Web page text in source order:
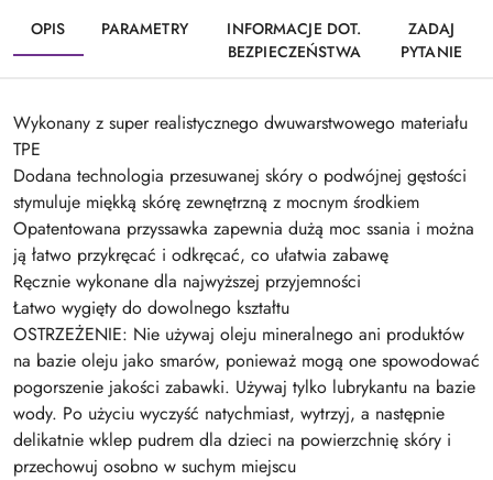
OPIS PARAMETRY
INFORMACJE DOT.
BEZPIECZEŃSTWA
ZADAJ
PYTANIE
Wykonany z super realistycznego dwuwarstwowego materiału
TPE
Dodana technologia przesuwanej skóry o podwójnej gęstości
stymuluje miękką skórę zewnętrzną z mocnym środkiem
Opatentowana przyssawka zapewnia dużą moc ssania i można
ją łatwo przykręcać i odkręcać, co ułatwia zabawę
Ręcznie wykonane dla najwyższej przyjemności
Łatwo wygięty do dowolnego kształtu
OSTRZEŻENIE: Nie używaj oleju mineralnego ani produktów
na bazie oleju jako smarów, ponieważ mogą one spowodować
pogorszenie jakości zabawki. Używaj tylko lubrykantu na bazie
wody. Po użyciu wyczyść natychmiast, wytrzyj, a następnie
delikatnie wklep pudrem dla dzieci na powierzchnię skóry i
przechowuj osobno w suchym miejscu